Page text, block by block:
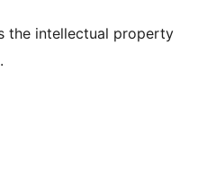
the intellectual property